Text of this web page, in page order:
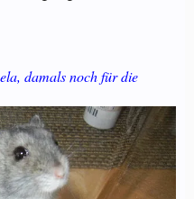
damals noch für die